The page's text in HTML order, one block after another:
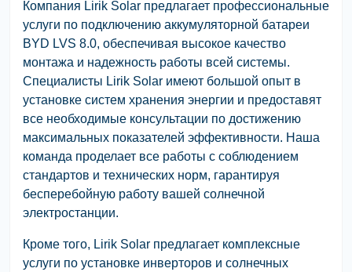
Компания Lirik Solar предлагает профессиональные
услуги по подключению аккумуляторной батареи
BYD LVS 8.0, обеспечивая высокое качество
монтажа и надежность работы всей системы.
Специалисты Lirik Solar имеют большой опыт в
установке систем хранения энергии и предоставят
все необходимые консультации по достижению
максимальных показателей эффективности. Наша
команда проделает все работы с соблюдением
стандартов и технических норм, гарантируя
бесперебойную работу вашей солнечной
электростанции.
Кроме того, Lirik Solar предлагает комплексные
услуги по установке инверторов и солнечных